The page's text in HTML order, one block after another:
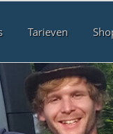
Tarieven